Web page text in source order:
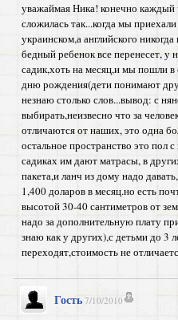
уважаймая Ника! конечно каждый
сложилась так...когда мы
украинском,а английского
бедный ребенок все перенесет, у
садик,хоть на месяц,и мы пошли в
дню рождения(дети понимают
незнаю столько слов...вывод: с
выбирать,неизвесно что за
отличаются от наших, это одна
остальное пространство это пол
садиках им дают матрасы, в
пакета,и ланч из дому надо
1,400 доларов в месяц.но есть
высотой 30-40 сантиметров от
надо за дополнительную плату
знаю как у других),с детьми до 3
переходят,стоимость не
Гость 7/10/2010